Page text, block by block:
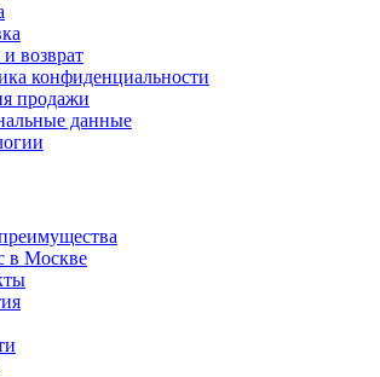
возврат
конфиденциальности
продажи
данные
в Москве